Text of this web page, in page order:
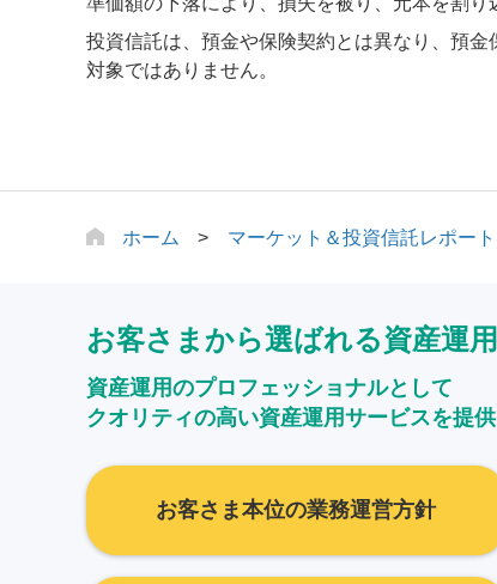
投資信託は、預金や保険契約とは異なり、預
対象ではありません。
ホーム マーケット＆投資信託レポート
お客さまから選ばれる資産運
資産運用のプロフェッショナルとして
クオリティの高い資産運用サービスを提供
お客さま本位の業務運営方針